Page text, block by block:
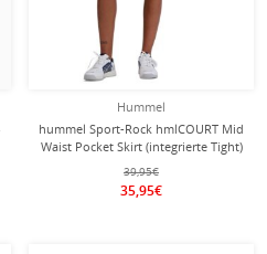
Hummel
hummel Sport-Rock hmlCOURT Mid
Waist Pocket Skirt (integrierte Tight)
schwarz Damen
39,95€
35,95€